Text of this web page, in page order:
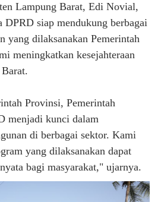
Lampung Barat, Edi Novial,
DPRD siap mendukung berbagai
yang dilaksanakan Pemerintah
meningkatkan kesejahteraan
Provinsi, Pemerintah
menjadi kunci dalam
di berbagai sektor. Kami
yang dilaksanakan dapat
bagi masyarakat," ujarnya.